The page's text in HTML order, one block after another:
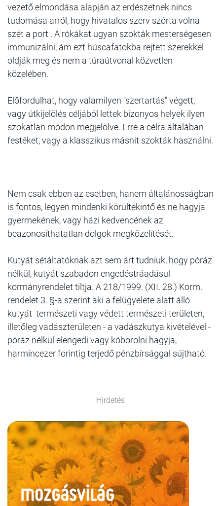
vezető elmondása alapján az erdészetnek nincs
tudomása arról, hogy hivatalos szerv szórta volna
szét a port . A rókákat ugyan szokták mesterségesen
immunizálni, ám ezt húscafatokba rejtett szerekkel
oldják meg és nem a túraútvonal közvetlen
közelében.
Előfordulhat, hogy valamilyen "szertartás" végett,
vagy útkijelölés céljából lettek bizonyos helyek ilyen
szokatlan módon megjelölve. Erre a célra általában
festéket, vagy a klasszikus másnit szokták használni.
Nem csak ebben az esetben, hanem általánosságban
is fontos, legyen mindenki körültekintő és ne hagyja
gyermekének, vagy házi kedvencének az
beazonosíthatatlan dolgok megközelítését.
Kutyát sétáltatóknak azt sem árt tudniuk, hogy póráz
nélkül, kutyát szabadon engedéstráadásul
kormányrendelet tiltja. A 218/1999. (XII. 28.) Korm.
rendelet 3. §-a szerint aki a felügyelete alatt álló
kutyát természeti vagy védett természeti területen,
illetőleg vadászterületen - a vadászkutya kivételével -
póráz nélkül elengedi vagy kóborolni hagyja,
harmincezer forintig terjedő pénzbírsággal sújtható.
Hirdetés